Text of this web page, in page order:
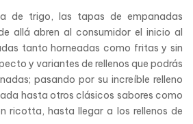
de trigo, las tapas de empanadas
allá abren al consumidor el inicio al
tanto horneadas como fritas y sin
y variantes de rellenos que podrás
pasando por su increíble relleno
hasta otros clásicos sabores como
ricotta, hasta llegar a los rellenos de